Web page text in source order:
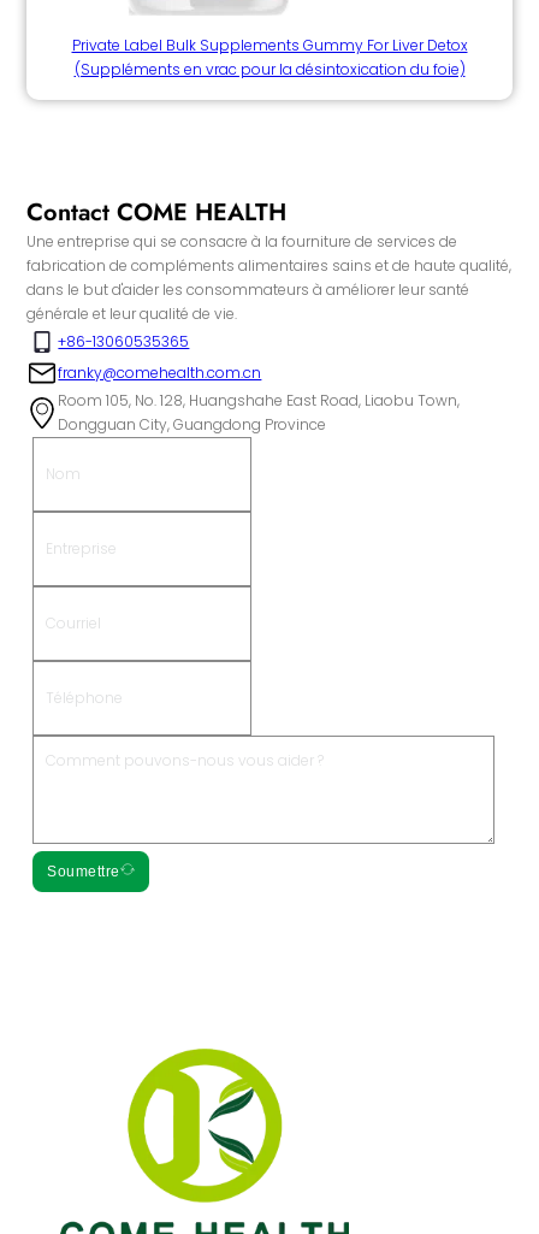
Private Label Bulk Supplements Gummy For Liver Detox
(Suppléments en vrac pour la désintoxication du foie)
Contact COME HEALTH
Une entreprise qui se consacre à la fourniture de services de
fabrication de compléments alimentaires sains et de haute qualité,
dans le but d'aider les consommateurs à améliorer leur santé
générale et leur qualité de vie.
+86-13060535365
franky@comehealth.com.cn
Room 105, No. 128, Huangshahe East Road, Liaobu Town,
Dongguan City, Guangdong Province
Soumettre